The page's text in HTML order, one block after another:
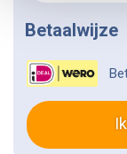
Betaalwijze